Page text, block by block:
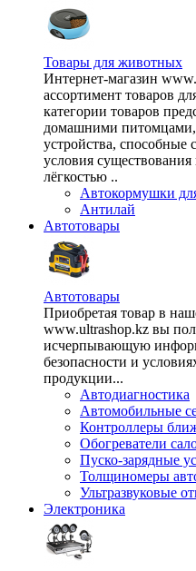
Товары для животных
Интернет-магазин
ассортимент товаров
категории товаров
домашними питомцами,
устройства, способные
условия
лёгкостью ..
Автокормушки
Антилай
Автотовары
Автотовары
Приобретая товар в
www.ultrashop.kz вы
исчерпывающую
безопасности и
продукции...
Автодиагностика
Автомобильные
Контроллеры
Обогреватели
Пуско-зарядные
Толщиномеры
Ультразвуковые
Электроника